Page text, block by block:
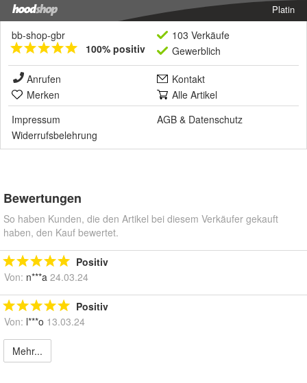
Platin
bb-shop-gbr
100% positiv
103 Verkäufe
Gewerblich
Anrufen
Kontakt
Merken
Alle Artikel
Impressum
AGB & Datenschutz
Widerrufsbelehrung
Bewertungen
So haben Kunden, die den Artikel bei diesem Verkäufer gekauft
haben, den Kauf bewertet.
Positiv
Von: n***a 24.03.24
Positiv
Von: l***o 13.03.24
Mehr...